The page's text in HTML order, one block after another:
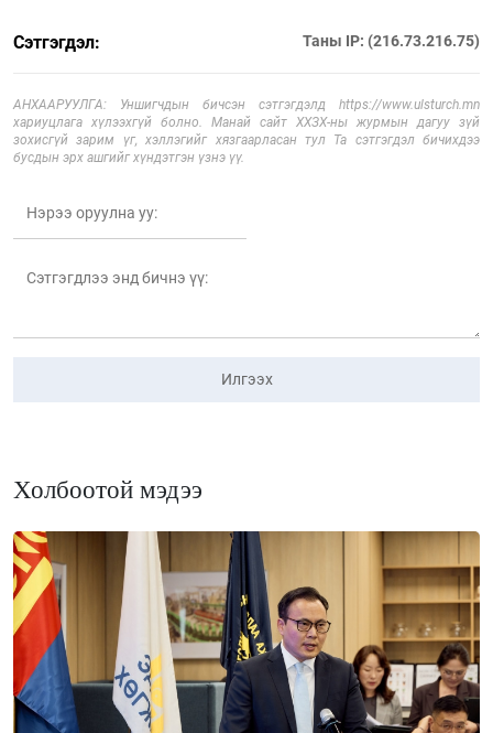
Сэтгэгдэл: Таны IP: (216.73.216.75)
АНХААРУУЛГА: Уншигчдын бичсэн сэтгэгдэлд https://www.ulsturch.mn
хариуцлага хүлээхгүй болно. Манай сайт ХХЗХ-ны журмын дагуу зүй
зохисгүй зарим үг, хэллэгийг хязгаарласан тул Та сэтгэгдэл бичихдээ
бусдын эрх ашгийг хүндэтгэн үзнэ үү.
Илгээх
Холбоотой мэдээ